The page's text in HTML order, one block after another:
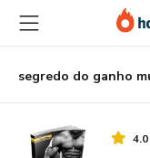
para
conteúdo
principal
para
pagamento
para
rodapé
4.0